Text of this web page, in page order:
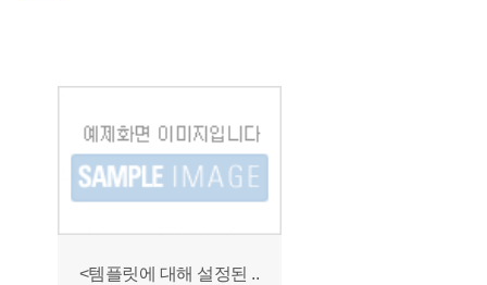
<템플릿에 대해 설정된 ..